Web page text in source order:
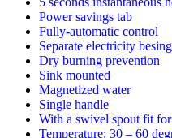
Power savings tab
Fully-automatic control
Separate electricity
Dry burning prevention
Sink mounted
Magnetized water
Single handle
With a swivel spout fit
Temperature: 30 – 60